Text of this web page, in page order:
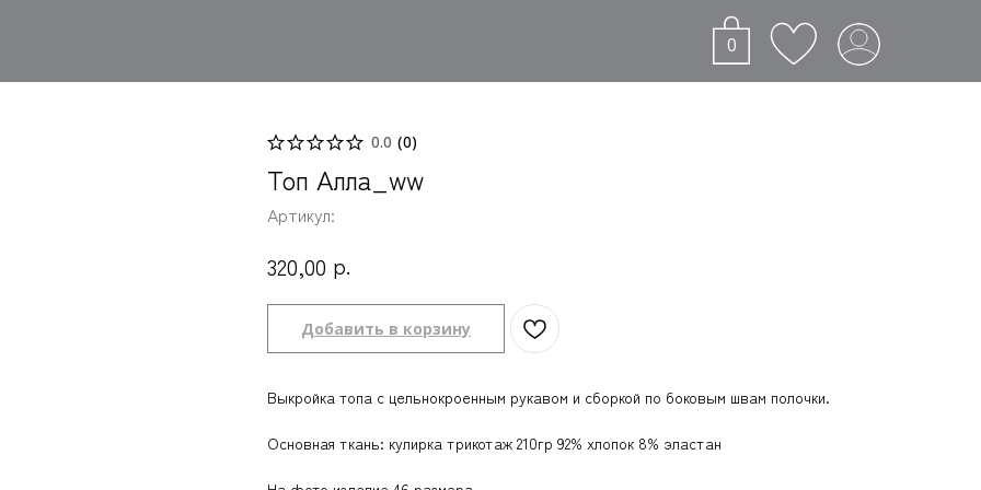
0
0.0 (0)
Топ Алла_ww
Артикул:
320,00 р.
Добавить в корзину
Выкройка топа с цельнокроенным рукавом и сборкой по боковым швам полочки.
Основная ткань: кулирка трикотаж 210гр 92% хлопок 8% эластан